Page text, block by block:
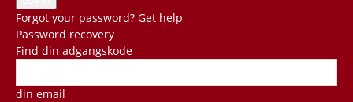
Forgot your password? Get help
Password recovery
Find din adgangskode
din email